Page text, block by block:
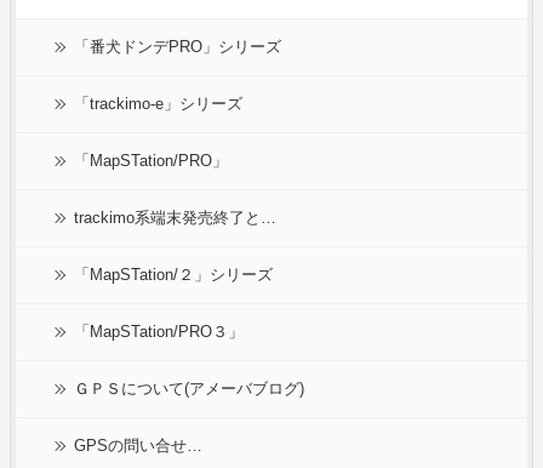
「番犬ドンデPRO」シリーズ
「trackimo-e」シリーズ
「MapSTation/PRO」
trackimo系端末発売終了と…
「MapSTation/２」シリーズ
「MapSTation/PRO３」
ＧＰＳについて(アメーバブログ)
GPSの問い合せ…